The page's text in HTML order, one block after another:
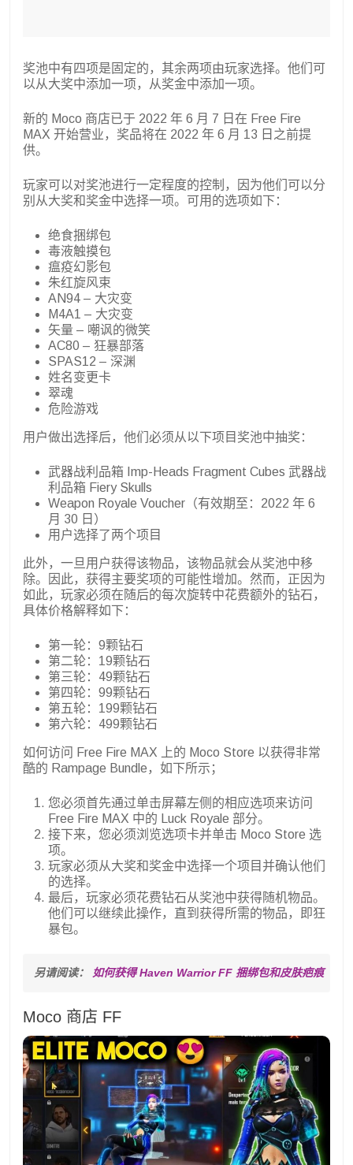
奖池中有四项是固定的，其余两项由玩家选择。他们可
以从大奖中添加一项，从奖金中添加一项。
新的 Moco 商店已于 2022 年 6 月 7 日在 Free Fire
MAX 开始营业，奖品将在 2022 年 6 月 13 日之前提
供。
玩家可以对奖池进行一定程度的控制，因为他们可以分
别从大奖和奖金中选择一项。可用的选项如下：
绝食捆绑包
毒液触摸包
瘟疫幻影包
朱红旋风束
AN94 – 大灾变
M4A1 – 大灾变
矢量 – 嘲讽的微笑
AC80 – 狂暴部落
SPAS12 – 深渊
姓名变更卡
翠魂
危险游戏
用户做出选择后，他们必须从以下项目奖池中抽奖：
武器战利品箱 Imp-Heads Fragment Cubes 武器战
利品箱 Fiery Skulls
Weapon Royale Voucher（有效期至：2022 年 6
月 30 日）
用户选择了两个项目
此外，一旦用户获得该物品，该物品就会从奖池中移
除。因此，获得主要奖项的可能性增加。然而，正因为
如此，玩家必须在随后的每次旋转中花费额外的钻石，
具体价格解释如下：
第一轮：9颗钻石
第二轮：19颗钻石
第三轮：49颗钻石
第四轮：99颗钻石
第五轮：199颗钻石
第六轮：499颗钻石
如何访问 Free Fire MAX 上的 Moco Store 以获得非常
酷的 Rampage Bundle，如下所示；
您必须首先通过单击屏幕左侧的相应选项来访问
Free Fire MAX 中的 Luck Royale 部分。
接下来，您必须浏览选项卡并单击 Moco Store 选
项。
玩家必须从大奖和奖金中选择一个项目并确认他们
的选择。
最后，玩家必须花费钻石从奖池中获得随机物品。
他们可以继续此操作，直到获得所需的物品，即狂
暴包。
另请阅读： 如何获得 Haven Warrior FF 捆绑包和皮肤疤痕
Moco 商店 FF